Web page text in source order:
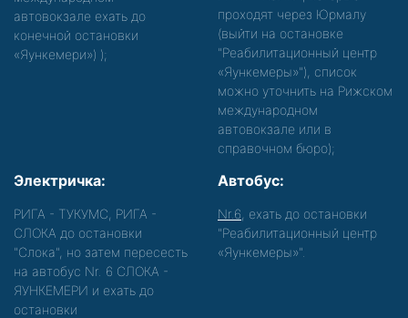
автовокзале ехать до
конечной остановки
«Яункемери») );
проходят через Юрмалу
(выйти на остановке
"Реабилитационный центр
«Яункемеры»"), список
можно уточнить на Рижском
международном
автовокзале или в
справочном бюро);
Электричка:
РИГА - ТУКУМС, РИГА -
СЛОКА до остановки
"Слока", но затем пересесть
на автобус Nr. 6 СЛОКА -
ЯУНКЕМЕРИ и ехать до
остановки
Автобус:
Nr.6 , ехать до остановки
"Реабилитационный центр
«Яункемеры»".